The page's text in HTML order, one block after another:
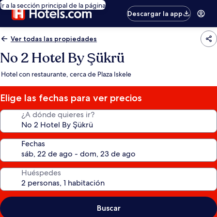
Ir a la sección principal de la página
Descargar la app
Ver todas las propiedades
No 2 Hotel By Şükrü
Hotel con restaurante, cerca de Plaza Iskele
Elige las fechas para ver precios
¿A dónde quieres ir?
Fechas
Huéspedes
Buscar